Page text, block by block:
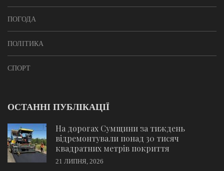
ПОГОДА
ПОЛІТИКА
СПОРТ
ОСТАННІ ПУБЛІКАЦІЇ
На дорогах Сумщини за тиждень
відремонтували понад 30 тисяч
квадратних метрів покриття
21 ЛИПНЯ, 2026